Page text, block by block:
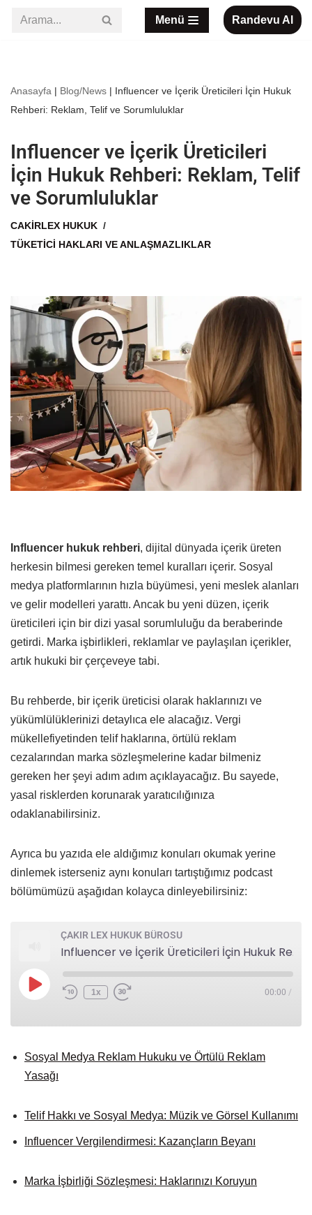
Menü Randevu Al
Anasayfa | Blog/News | Influencer ve İçerik Üreticileri İçin Hukuk
Rehberi: Reklam, Telif ve Sorumluluklar
Influencer ve İçerik Üreticileri
İçin Hukuk Rehberi: Reklam, Telif
ve Sorumluluklar
CAKIRLEX HUKUK
TÜKETICI HAKLARI VE ANLAŞMAZLIKLAR
Influencer hukuk rehberi, dijital dünyada içerik üreten
herkesin bilmesi gereken temel kuralları içerir. Sosyal
medya platformlarının hızla büyümesi, yeni meslek alanları
ve gelir modelleri yarattı. Ancak bu yeni düzen, içerik
üreticileri için bir dizi yasal sorumluluğu da beraberinde
getirdi. Marka işbirlikleri, reklamlar ve paylaşılan içerikler,
artık hukuki bir çerçeveye tabi.
Bu rehberde, bir içerik üreticisi olarak haklarınızı ve
yükümlülüklerinizi detaylıca ele alacağız. Vergi
mükellefiyetinden telif haklarına, örtülü reklam
cezalarından marka sözleşmelerine kadar bilmeniz
gereken her şeyi adım adım açıklayacağız. Bu sayede,
yasal risklerden korunarak yaratıcılığınıza
odaklanabilirsiniz.
Ayrıca bu yazıda ele aldığımız konuları okumak yerine
dinlemek isterseniz aynı konuları tartıştığımız podcast
bölümümüzü aşağıdan kolayca dinleyebilirsiniz:
ÇAKIR LEX HUKUK BÜROSU
Influencer ve İçerik Üreticileri İçin Hukuk Rehberi: Reklam, Telif ve Sorumluluklar
1x 00:00 /
Sosyal Medya Reklam Hukuku ve Örtülü Reklam
Yasağı
Telif Hakkı ve Sosyal Medya: Müzik ve Görsel Kullanımı
Influencer Vergilendirmesi: Kazançların Beyanı
Marka İşbirliği Sözleşmesi: Haklarınızı Koruyun